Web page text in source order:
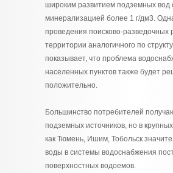
широким развитием подземных вод
минерализацией более 1 г/дм3.
проведения поисково-разведочных
территории аналогичного по
показывает, что проблема
населенных пунктов также будет
положительно.
Большинство потребителей
подземных источников, но в
как Тюмень, Ишим, Тобольск
воды в системы водоснабжения
поверхностных водоемов.